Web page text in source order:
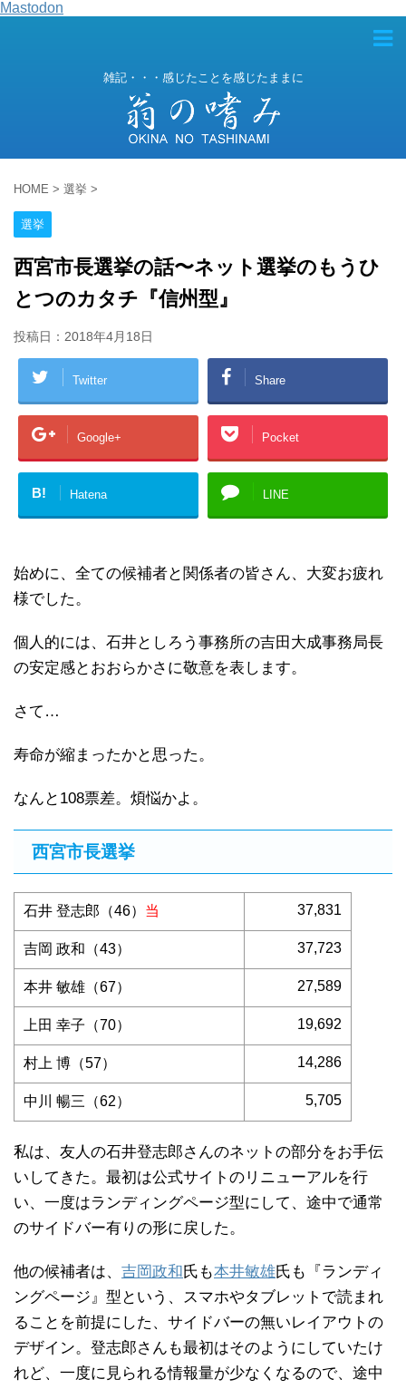
Mastodon
雑記・・・感じたことを感じたままに
HOME > 選挙 >
選挙
西宮市長選挙の話〜ネット選挙のもうひ
とつのカタチ『信州型』
投稿日： 2018年4月18日
Twitter Share
Google+ Pocket
B! Hatena LINE
始めに、全ての候補者と関係者の皆さん、大変お疲れ
様でした。
個人的には、石井としろう事務所の吉田大成事務局長
の安定感とおおらかさに敬意を表します。
さて…
寿命が縮まったかと思った。
なんと108票差。煩悩かよ。
西宮市長選挙
石井 登志郎（46） 当 37,831
吉岡 政和（43） 37,723
本井 敏雄（67） 27,589
上田 幸子（70） 19,692
村上 博（57） 14,286
中川 暢三（62） 5,705
私は、友人の石井登志郎さんのネットの部分をお手伝
いしてきた。最初は公式サイトのリニューアルを行
い、一度はランディングページ型にして、途中で通常
のサイドバー有りの形に戻した。
他の候補者は、 吉岡政和氏も本井敏雄氏も『ランディ
ングページ』型という、スマホやタブレットで読まれ
ることを前提にした、サイドバーの無いレイアウトの
デザイン。登志郎さんも最初はそのようにしていたけ
れど、一度に見られる情報量が少なくなるので、途中